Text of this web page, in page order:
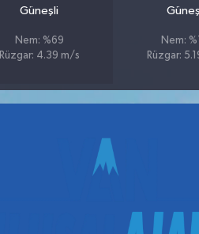
Güneşli
Nem: %69
Rüzgar: 4.39 m/s
Nem:
Rüzgar: